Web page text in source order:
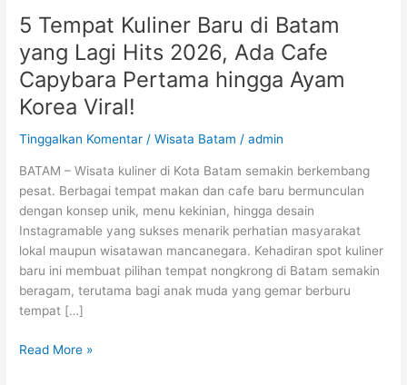
5 Tempat Kuliner Baru di Batam
yang Lagi Hits 2026, Ada Cafe
Capybara Pertama hingga Ayam
Korea Viral!
Tinggalkan Komentar /Wisata Batam /admin
BATAM – Wisata kuliner di Kota Batam semakin berkembang
pesat. Berbagai tempat makan dan cafe baru bermunculan
dengan konsep unik, menu kekinian, hingga desain
Instagramable yang sukses menarik perhatian masyarakat
lokal maupun wisatawan mancanegara. Kehadiran spot kuliner
baru ini membuat pilihan tempat nongkrong di Batam semakin
beragam, terutama bagi anak muda yang gemar berburu
tempat […]
Korea
Viral!
Read More »